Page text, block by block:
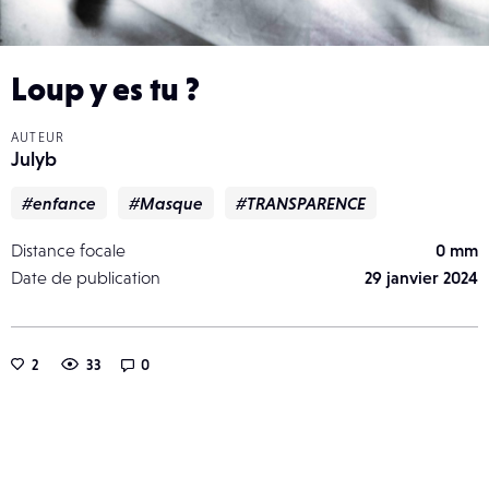
Loup y es tu ?
AUTEUR
Julyb
#enfance #Masque #TRANSPARENCE
Distance focale
0 mm
Date de publication
29 janvier 2024
2 33 0